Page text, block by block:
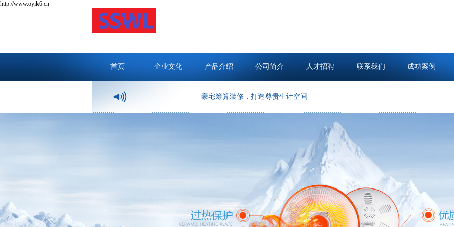
http://www.oyik6.cn
首页 企业文化 产品介绍 公司简介 人才招聘 联系我们 成功案例
豪宅筹算装修，打造尊贵生计空间